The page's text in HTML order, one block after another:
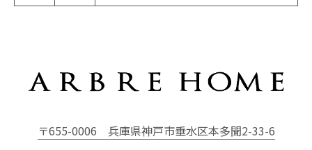
〒655-0006 兵庫県神戸市垂水区本多聞2-33-6